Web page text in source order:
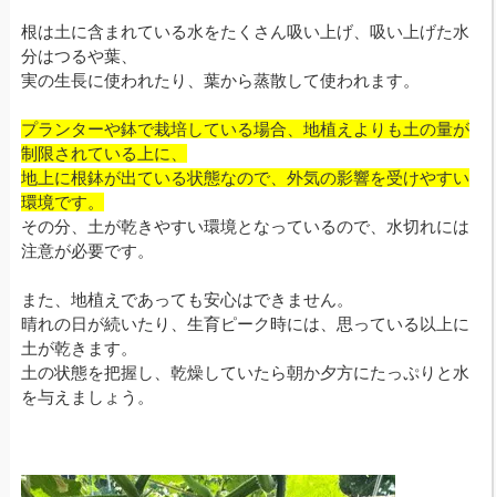
根は土に含まれている水をたくさん吸い上げ、吸い上げた水
分はつるや葉、
実の生長に使われたり、葉から蒸散して使われます。
プランターや鉢で栽培している場合、地植えよりも土の量が
制限されている上に、
地上に根鉢が出ている状態なので、外気の影響を受けやすい
環境です。
その分、土が乾きやすい環境となっているので、水切れには
注意が必要です。
また、地植えであっても安心はできません。
晴れの日が続いたり、生育ピーク時には、思っている以上に
土が乾きます。
土の状態を把握し、乾燥していたら朝か夕方にたっぷりと水
を与えましょう。